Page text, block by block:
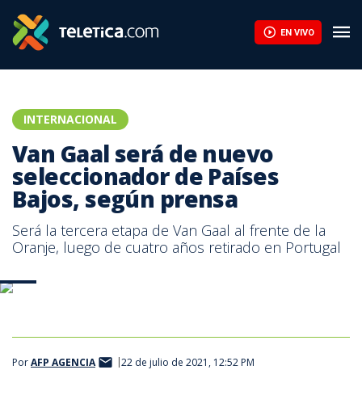
EN VIVO
INTERNACIONAL
Van Gaal será de nuevo
seleccionador de Países
Bajos, según prensa
Será la tercera etapa de Van Gaal al frente de la
Oranje, luego de cuatro años retirado en Portugal
PorAFP AGENCIA 22 de julio de 2021, 12:52 PM